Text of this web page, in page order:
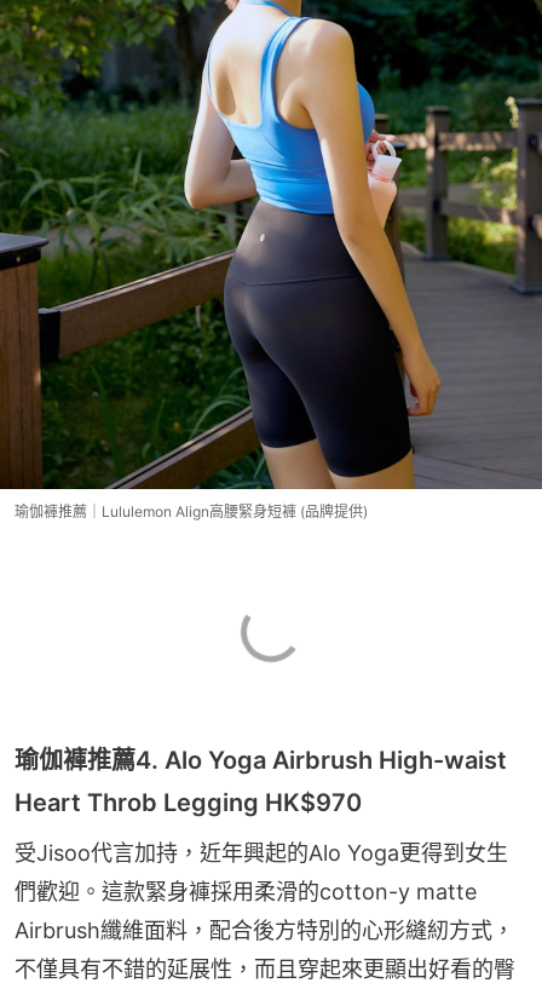
瑜伽褲推薦｜Lululemon Align高腰緊身短褲 (品牌提供)
瑜伽褲推薦4. Alo Yoga Airbrush High-waist
Heart Throb Legging HK$970
受Jisoo代言加持，近年興起的Alo Yoga更得到女生
們歡迎。這款緊身褲採用柔滑的cotton-y matte
Airbrush纖維面料，配合後方特別的心形縫紉方式，
不僅具有不錯的延展性，而且穿起來更顯出好看的臀